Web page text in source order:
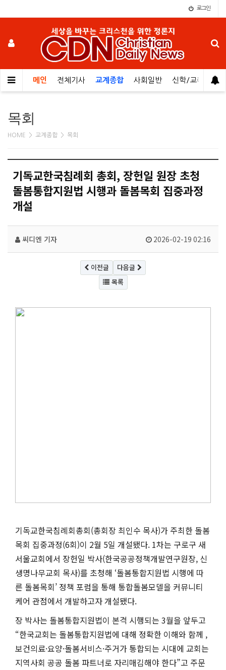
로그인
메인 전체기사 교계종합 사회일반 신학/교육 오
목회
HOME > 교계종합 > 목회
기독교한국침례회 총회, 장헌일 원장 초청
돌봄통합지원법 시행과 돌봄목회 집중과정
개설
씨디엔 기자 2026-02-19 02:16
이전글
다음글
목록
기독교한국침례회총회(총회장 최인수 목사)가 주최한 돌봄
목회 집중과정(6회)이 2월 5일 개설됐다. 1차는 구로구 새
서울교회에서 장헌일 박사(한국공공정책개발연구원장, 신
생명나무교회 목사)를 초청해 ‘돌봄통합지원법 시행에 따
른 돌봄목회’ 정책 포럼을 통해 통합돌봄모델을 커뮤니티
케어 관점에서 개발하고자 개설됐다.
장 박사는 돌봄통합지원법이 본격 시행되는 3월을 앞두고
“한국교회는 돌봄통합지원법에 대해 정확한 이해와 함께 ,
보건의료·요양·돌봄서비스·주거가 통합되는 시대에 교회는
지역사회 공공 돌봄 파트너로 자리매김해야 한다”고 주문